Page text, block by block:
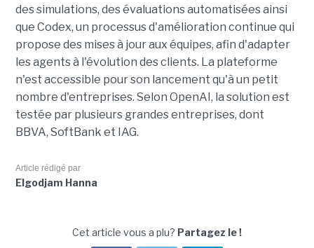
des simulations, des évaluations automatisées ainsi
que Codex, un processus d'amélioration continue qui
propose des mises à jour aux équipes, afin d'adapter
les agents à l'évolution des clients. La plateforme
n'est accessible pour son lancement qu'à un petit
nombre d'entreprises. Selon OpenAI, la solution est
testée par plusieurs grandes entreprises, dont
BBVA, SoftBank et IAG.
Article rédigé par
Elgodjam Hanna
Cet article vous a plu? Partagez le !